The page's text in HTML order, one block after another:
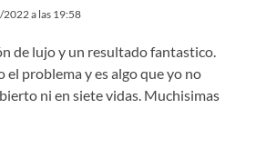
a las 19:58
de lujo y un resultado fantastico.
el problema y es algo que yo no
ni en siete vidas. Muchisimas